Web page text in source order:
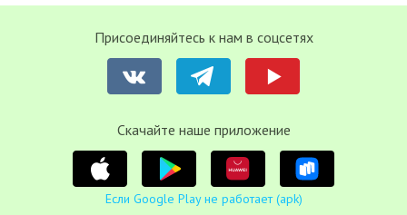
Присоединяйтесь к нам в соцсетях
Cкачайте наше приложение
Если Google Play не работает (apk)